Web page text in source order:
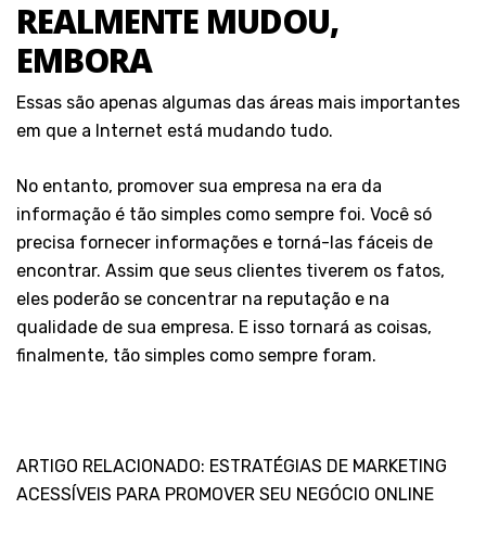
REALMENTE MUDOU,
EMBORA
Essas são apenas algumas das áreas mais importantes
em que a Internet está mudando tudo.
No entanto, promover sua empresa na era da
informação é tão simples como sempre foi. Você só
precisa fornecer informações e torná-las fáceis de
encontrar. Assim que seus clientes tiverem os fatos,
eles poderão se concentrar na reputação e na
qualidade de sua empresa. E isso tornará as coisas,
finalmente, tão simples como sempre foram.
ARTIGO RELACIONADO: ESTRATÉGIAS DE MARKETING
ACESSÍVEIS PARA PROMOVER SEU NEGÓCIO ONLINE